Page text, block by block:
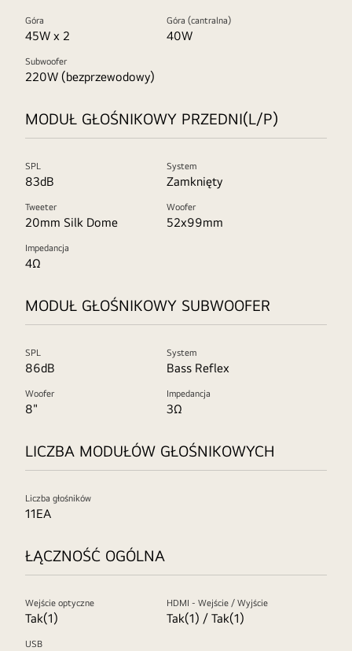
Góra
45W x 2
Góra (cantralna)
40W
Subwoofer
220W (bezprzewodowy)
MODUŁ GŁOŚNIKOWY PRZEDNI(L/P)
SPL
83dB
System
Zamknięty
Tweeter
20mm Silk Dome
Woofer
52x99mm
Impedancja
4Ω
MODUŁ GŁOŚNIKOWY SUBWOOFER
SPL
86dB
System
Bass Reflex
Woofer
8"
Impedancja
3Ω
LICZBA MODUŁÓW GŁOŚNIKOWYCH
Liczba głośników
11EA
ŁĄCZNOŚĆ OGÓLNA
Wejście optyczne
Tak(1)
HDMI - Wejście / Wyjście
Tak(1) / Tak(1)
USB